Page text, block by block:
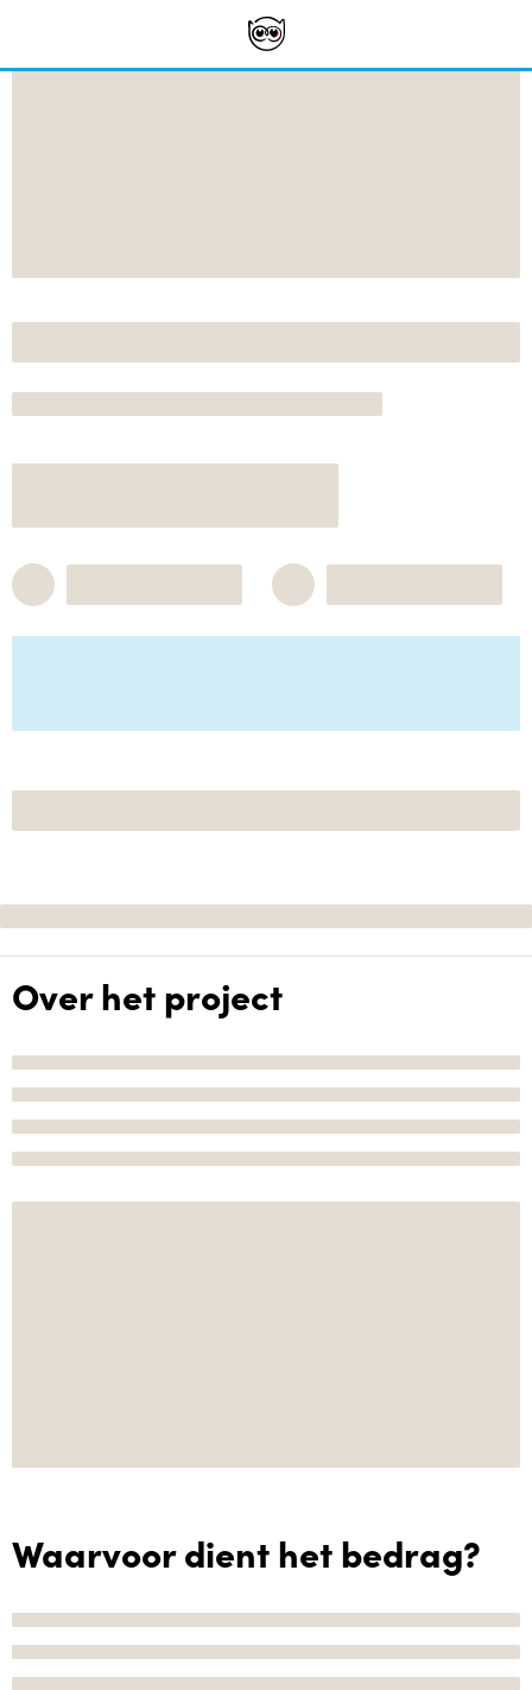
Over het project
Waarvoor dient het bedrag?